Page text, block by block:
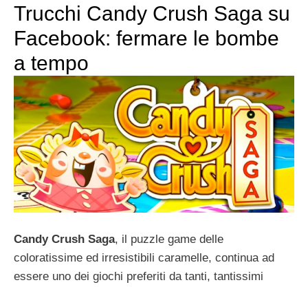
Trucchi Candy Crush Saga su
Facebook: fermare le bombe
a tempo
Candy Crush Saga, il puzzle game delle
coloratissime ed irresistibili caramelle, continua ad
essere uno dei giochi preferiti da tanti, tantissimi